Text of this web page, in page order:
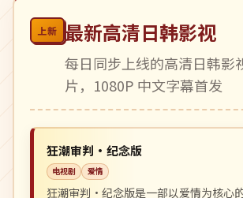
上新 最新高清日韩影视
每日同步上线的高清日韩影
片，1080P 中文字幕首发
中国
4K
狂潮审判·纪念版
电视剧 爱情
狂潮审判·纪念版是一部以爱情为核心的